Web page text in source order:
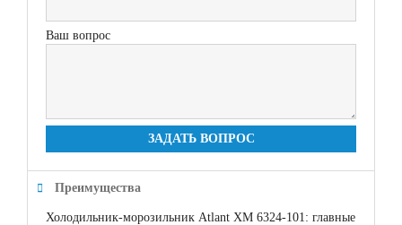
Ваш вопрос
ЗАДАТЬ ВОПРОС
Преимущества
Холодильник-морозильник Atlant ХМ 6324-101: главные